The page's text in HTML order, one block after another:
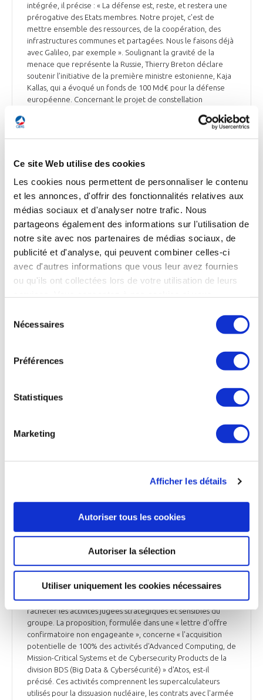
Ce site Web utilise des cookies
Les cookies nous permettent de personnaliser le contenu
et les annonces, d'offrir des fonctionnalités relatives aux
médias sociaux et d'analyser notre trafic. Nous
partageons également des informations sur l'utilisation de
notre site avec nos partenaires de médias sociaux, de
publicité et d'analyse, qui peuvent combiner celles-ci
avec d'autres informations que vous leur avez fournies
ou qu'ils ont collectées lors de votre utilisation de leurs
Nécessaires
Préférences
Statistiques
Marketing
Afficher les détails
Autoriser tous les cookies
Autoriser la sélection
Utiliser uniquement les cookies nécessaires
intégrée, il précise : « La défense est, reste, et restera une
prérogative des Etats membres. Notre projet, c'est de
mettre ensemble des ressources, de la coopération, des
infrastructures communes et partagées. Nous le faisons déjà
avec Galileo, par exemple ». Soulignant la gravité de la
menace que représente la Russie, Thierry Breton déclare
soutenir l’initiative de la première ministre estonienne, Kaja
Kallas, qui a évoqué un fonds de 100 Md€ pour la défense
européenne. Concernant le projet de constellation
dite de « procurement ». Nous sommes en phase avec le
La Tribune du 14 juin
DÉFENSE
L'OTAN veut répondre aux attaques hybrides
menées par la Russie en Europe
prendre des mesures pour répondre à la vague d'attaques
hybrides en Europe menées par la Russie. « Nous avons eu
Stoltenberg, avant une réunion des ministres de la Défense
de l'OTAN, à Bruxelles. Les 32 pays de l'OTAN vont travailler
comprenant notamment un plus grand partage du
etc) et des mesures de « restriction » à l'encontre des agents
russes, a-t-il indiqué. Il a dans le même temps affirmé que les
L'Etat offre de racheter les activités sensibles
d'Atos
Atos révèle ce vendredi une offre de 700 M€ de l’État, pour
racheter les activités jugées stratégiques et sensibles du
groupe. La proposition, formulée dans une « lettre d'offre
confirmatoire non engageante », concerne « l'acquisition
potentielle de 100% des activités d'Advanced Computing, de
Mission-Critical Systems et de Cybersecurity Products de la
division BDS (Big Data & Cybersécurité) » d'Atos, est-il
précisé. Ces activités comprennent les supercalculateurs
utilisés pour la dissuasion nucléaire, les contrats avec l'armée